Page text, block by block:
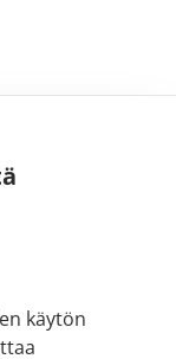
käytön